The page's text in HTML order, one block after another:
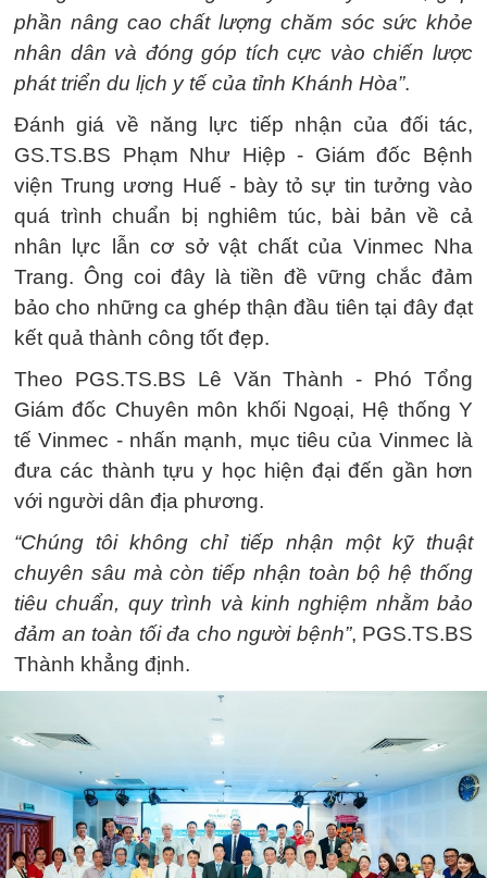
phần nâng cao chất lượng chăm sóc sức khỏe
nhân dân và đóng góp tích cực vào chiến lược
phát triển du lịch y tế của tỉnh Khánh Hòa”.
Đánh giá về năng lực tiếp nhận của đối tác,
GS.TS.BS Phạm Như Hiệp - Giám đốc Bệnh
viện Trung ương Huế - bày tỏ sự tin tưởng vào
quá trình chuẩn bị nghiêm túc, bài bản về cả
nhân lực lẫn cơ sở vật chất của Vinmec Nha
Trang. Ông coi đây là tiền đề vững chắc đảm
bảo cho những ca ghép thận đầu tiên tại đây đạt
kết quả thành công tốt đẹp.
Theo PGS.TS.BS Lê Văn Thành - Phó Tổng
Giám đốc Chuyên môn khối Ngoại, Hệ thống Y
tế Vinmec - nhấn mạnh, mục tiêu của Vinmec là
đưa các thành tựu y học hiện đại đến gần hơn
với người dân địa phương.
“Chúng tôi không chỉ tiếp nhận một kỹ thuật
chuyên sâu mà còn tiếp nhận toàn bộ hệ thống
tiêu chuẩn, quy trình và kinh nghiệm nhằm bảo
đảm an toàn tối đa cho người bệnh”, PGS.TS.BS
Thành khẳng định.